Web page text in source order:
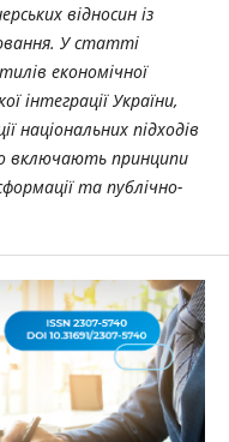
відносин із
У статті
економічної
інтеграції України,
національних підходів
включають принципи
та публічно-